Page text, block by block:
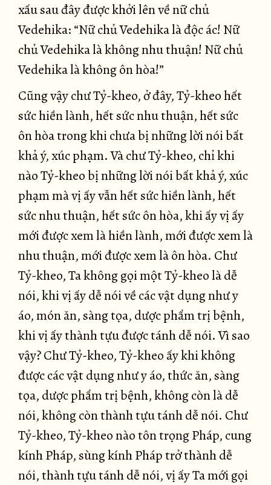
xấu sau đây được khởi lên về nữ chủ
Vedehika: “Nữ chủ Vedehika là độc ác! Nữ
chủ Vedehika là không nhu thuận! Nữ chủ
Vedehika là không ôn hòa!”
Cũng vậy chư Tỷ-kheo, ở đây, Tỷ-kheo hết
sức hiền lành, hết sức nhu thuận, hết sức
ôn hòa trong khi chưa bị những lời nói bất
khả ý, xúc phạm. Và chư Tỷ-kheo, chỉ khi
nào Tỷ-kheo bị những lời nói bất khả ý, xúc
phạm mà vị ấy vẫn hết sức hiền lành, hết
sức nhu thuận, hết sức ôn hòa, khi ấy vị ấy
mới được xem là hiền lành, mới được xem là
nhu thuận, mới được xem là ôn hòa. Chư
Tỷ-kheo, Ta không gọi một Tỷ-kheo là dễ
nói, khi vị ấy dễ nói về các vật dụng như y
áo, món ăn, sàng tọa, dược phẩm trị bệnh,
khi vị ấy thành tựu được tánh dễ nói. Vì sao
vậy? Chư Tỷ-kheo, Tỷ-kheo ấy khi không
được các vật dụng như y áo, thức ăn, sàng
tọa, dược phẩm trị bệnh, không còn là dễ
nói, không còn thành tựu tánh dễ nói. Chư
Tỷ-kheo, Tỷ-kheo nào tôn trọng Pháp, cung
kính Pháp, sùng kính Pháp trở thành dễ
nói, thành tựu tánh dễ nói, vị ấy Ta mới gọi